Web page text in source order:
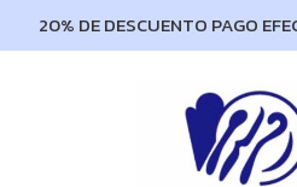
20% DE DESCUENTO PAGO